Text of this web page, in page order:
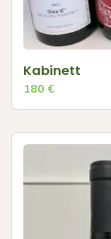
Kabinett
180 €